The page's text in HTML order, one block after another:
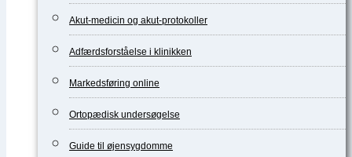
Akut-medicin og akut-protokoller
Adfærdsforståelse i klinikken
Markedsføring online
Ortopædisk undersøgelse
Guide til øjensygdomme